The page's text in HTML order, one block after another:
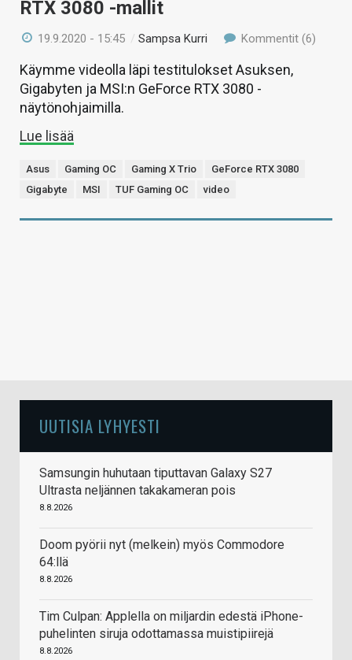
RTX 3080 -mallit
19.9.2020 - 15:45 /Sampsa Kurri Kommentit (6)
Käymme videolla läpi testitulokset Asuksen,
Gigabyten ja MSI:n GeForce RTX 3080 -
näytönohjaimilla.
Lue lisää
Asus Gaming OC Gaming X Trio
GeForce RTX 3080
Gigabyte
MSI TUF Gaming OC video
UUTISIA LYHYESTI
Samsungin huhutaan tiputtavan Galaxy S27
Ultrasta neljännen takakameran pois
8.8.2026
Doom pyörii nyt (melkein) myös Commodore
64:llä
8.8.2026
Tim Culpan: Applella on miljardin edestä iPhone-
puhelinten siruja odottamassa muistipiirejä
8.8.2026